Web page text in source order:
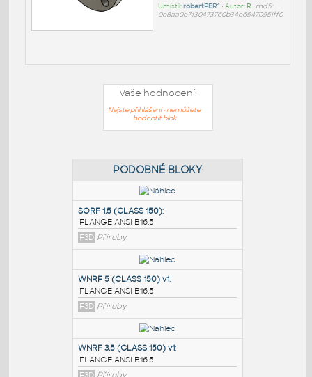
Umístil:robertPER^ • Autor: R• md5:
0c8aa0c7130473760b34c65470951ff0
Vaše hodnocení:
Nejste přihlášeni - nemůžete
hodnotit blok
PODOBNÉ BLOKY:
SORF 1.5 (CLASS 150)
FLANGE ANSI B16.5
F3D Příruby